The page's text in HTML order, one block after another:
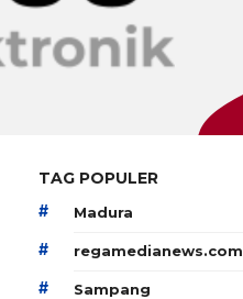
TAG POPULER
# Madura
# regamedianews.com
# Sampang